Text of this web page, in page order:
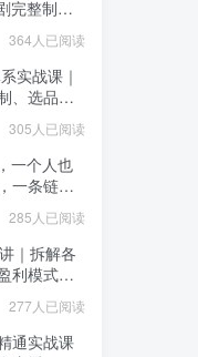
完整制
全链路落
364人已阅读
实战课｜
、选品定
产控本、
分赛道爆
305人已阅读
一个人也
一条链路
点、表
285人已阅读
｜拆解各
利模式，
成本传
商业思维
277人已阅读
通实战课
完整制
全链路落
364人已阅读
实战课｜
、选品定
产控本、
分赛道爆
305人已阅读
一个人也
一条链路
点、表
管
285人已阅读
｜拆解各
利模式，
成本传
商业思维
277人已阅读
通实战课